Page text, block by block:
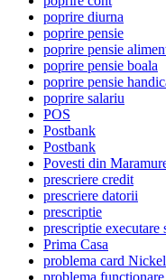
poprire diurna
poprire pensie
poprire pensie
poprire pensie boala
poprire pensie
poprire salariu
POS
Postbank
Postbank
Povesti din
prescriere credit
prescriere datorii
prescriptie
prescriptie executare
Prima Casa
problema card Nickel